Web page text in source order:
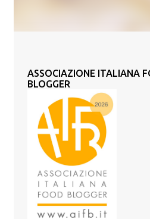
ASSOCIAZIONE ITALIANA
BLOGGER